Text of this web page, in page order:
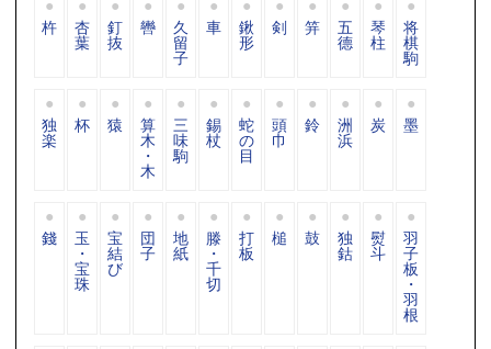
杵 杏
葉
釘
抜
轡 久
留
子
車 鍬
形
剣 笄 五
德
琴
柱
将
棋
駒
独
楽
杯 猿 算
木
・
木
三
味
駒
錫
杖
蛇
の
目
頭
巾
鈴 洲
浜
炭 墨
錢 玉
・
宝
珠
宝
結
び
団
子
地
紙
滕
・
千
切
打
板
槌 鼓 独
鈷
熨
斗
羽
子
板
・
羽
根